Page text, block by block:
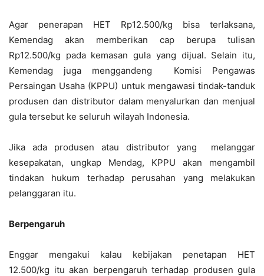
Agar penerapan HET Rp12.500/kg bisa terlaksana,
Kemendag akan memberikan cap berupa tulisan
Rp12.500/kg pada kemasan gula yang dijual. Selain itu,
Kemendag juga menggandeng Komisi Pengawas
Persaingan Usaha (KPPU) untuk mengawasi tindak-tanduk
produsen dan distributor dalam menyalurkan dan menjual
gula tersebut ke seluruh wilayah Indonesia.
Jika ada produsen atau distributor yang melanggar
kesepakatan, ungkap Mendag, KPPU akan mengambil
tindakan hukum terhadap perusahan yang melakukan
pelanggaran itu.
Berpengaruh
Enggar mengakui kalau kebijakan penetapan HET
12.500/kg itu akan berpengaruh terhadap produsen gula